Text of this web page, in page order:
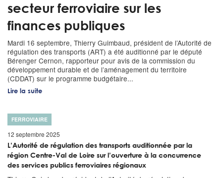
secteur ferroviaire sur les
finances publiques
Mardi 16 septembre, Thierry Guimbaud, président de l’Autorité de
régulation des transports (ART) a été auditionné par le député
Bérenger Cernon, rapporteur pour avis de la commission du
développement durable et de l’aménagement du territoire
(CDDAT) sur le programme budgétaire...
Lire la suite
FERROVIAIRE
12 septembre 2025
L’Autorité de régulation des transports auditionnée par la
région Centre-Val de Loire sur l’ouverture à la concurrence
des services publics ferroviaires régionaux